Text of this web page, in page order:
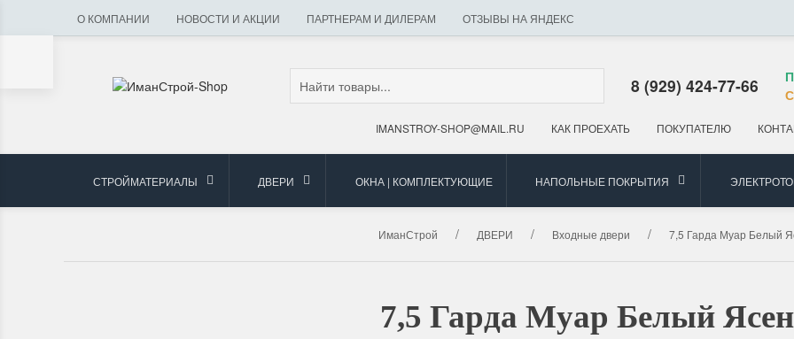
О КОМПАНИИ НОВОСТИ И АКЦИИ ПАРТНЕРАМ И ДИЛЕРАМ ОТЗЫВЫ НА ЯНДЕКС
8 (929) 424-77-66
IMANSTROY-SHOP@MAIL.RU КАК ПРОЕХАТЬ ПОКУПАТЕЛЮ
СТРОЙМАТЕРИАЛЫ ДВЕРИ ОКНА | КОМПЛЕКТУЮЩИЕ НАПОЛЬНЫЕ ПОКРЫТИЯ
ИманСтрой ДВЕРИ Входные двери 7,5 Гарда Муар Белый
7,5 Гарда Муар Белый